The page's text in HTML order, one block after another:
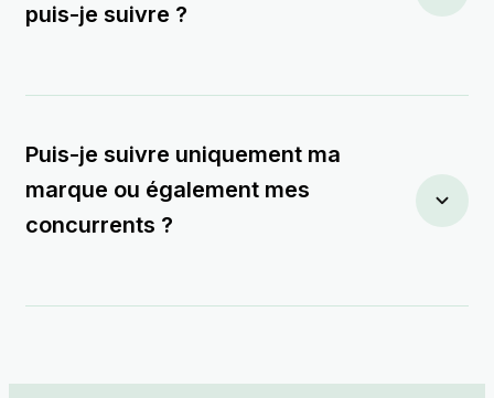
puis-je suivre ?
Puis-je suivre uniquement ma
marque ou également mes
concurrents ?